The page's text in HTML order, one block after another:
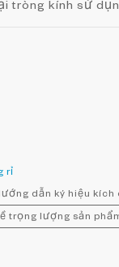
tròng kính sử
rỉ
dẫn ký hiệu kích
trọng lượng sản